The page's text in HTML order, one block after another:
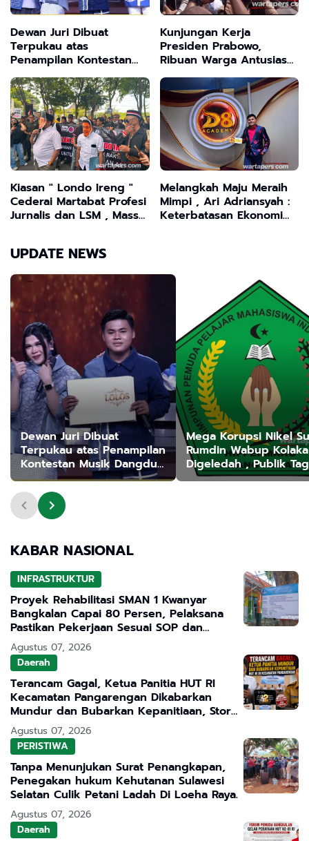
Dewan Juri Dibuat
Terpukau atas
Penampilan Kontestan
Musik Dangdut Asal
Sampang
Kunjungan Kerja
Presiden Prabowo,
Ribuan Warga Antusias
Tak Perduli Diguyur
Hujan
Kiasan " Londo Ireng "
Cederai Martabat Profesi
Jurnalis dan LSM , Massa
Klarifikasi Secara
Terbuka
Melangkah Maju Meraih
Mimpi , Ari Adriansyah :
Keterbatasan Ekonomi
UPDATE NEWS
Dewan Juri Dibuat
Terpukau atas Penampilan
Kontestan Musik Dangdut
Asal Sampang
Mega Korupsi Nikel
Rumdin Wabup Kolaka
Digeledah , Publik
Tersangka Utama!"
KABAR NASIONAL
INFRASTRUKTUR
Proyek Rehabilitasi SMAN 1 Kwanyar
Bangkalan Capai 80 Persen, Pelaksana
Pastikan Pekerjaan Sesuai SOP dan
Transparan
Agustus 07, 2026
Daerah
Terancam Gagal, Ketua Panitia HUT RI
Kecamatan Pangarengan Dikabarkan
Mundur dan Bubarkan Kepanitiaan, Story
WhatsApp ASN Jadi Sorotan
Agustus 07, 2026
PERISTIWA
Tanpa Menunjukan Surat Penangkapan,
Penegakan hukum Kehutanan Sulawesi
Selatan Culik Petani Ladah Di Loeha Raya.
Agustus 07, 2026
Daerah